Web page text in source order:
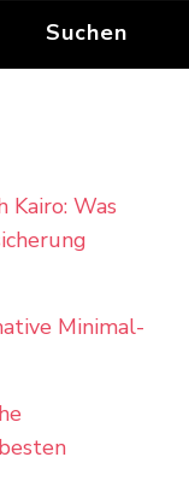
Suchen
Kairo: Was
Minimal-